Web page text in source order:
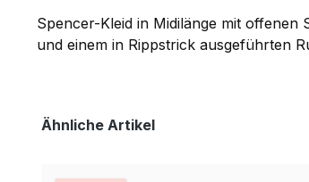
Spencer-Kleid in Midilänge mit
und einem in Rippstrick ausgeführten
Produktgalerie überspringen
Ähnliche Artikel